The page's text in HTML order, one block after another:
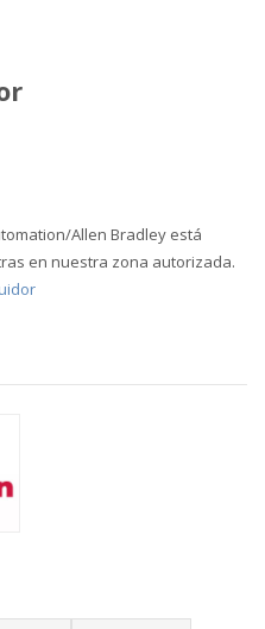
Allen Bradley está
en nuestra zona autorizada.